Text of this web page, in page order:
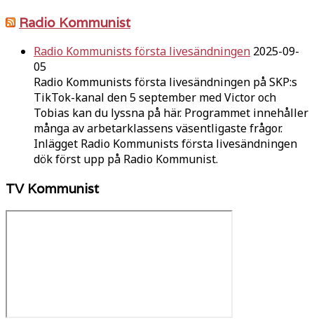
Radio Kommunist
Radio Kommunists första livesändningen 2025-09-
05
Radio Kommunists första livesändningen på SKP:s
TikTok-kanal den 5 september med Victor och
Tobias kan du lyssna på här. Programmet innehåller
många av arbetarklassens väsentligaste frågor.
Inlägget Radio Kommunists första livesändningen
dök först upp på Radio Kommunist.
TV Kommunist